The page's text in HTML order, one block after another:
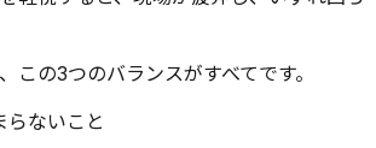
この3つのバランスがすべてです。
らないこと